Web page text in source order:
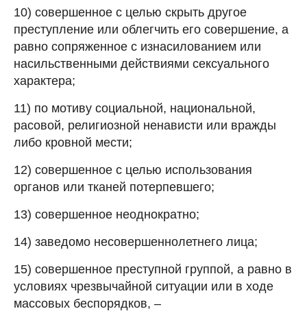
10) совершенное с целью скрыть другое
преступление или облегчить его совершение, а
равно сопряженное с изнасилованием или
насильственными действиями сексуального
характера;
11) по мотиву социальной, национальной,
расовой, религиозной ненависти или вражды
либо кровной мести;
12) совершенное с целью использования
органов или тканей потерпевшего;
13) совершенное неоднократно;
14) заведомо несовершеннолетнего лица;
15) совершенное преступной группой, а равно в
условиях чрезвычайной ситуации или в ходе
массовых беспорядков, –